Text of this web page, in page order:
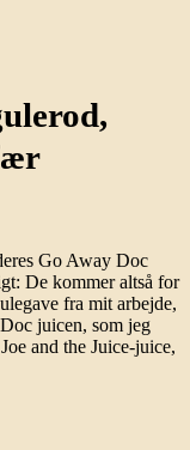
Go Away Doc
De kommer altså for
fra mit arbejde,
juicen, som jeg
and the Juice-juice,